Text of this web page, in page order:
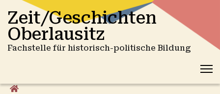
Zeit/Geschichten
Oberlausitz
Fachstelle für historisch-politische Bildung
Home